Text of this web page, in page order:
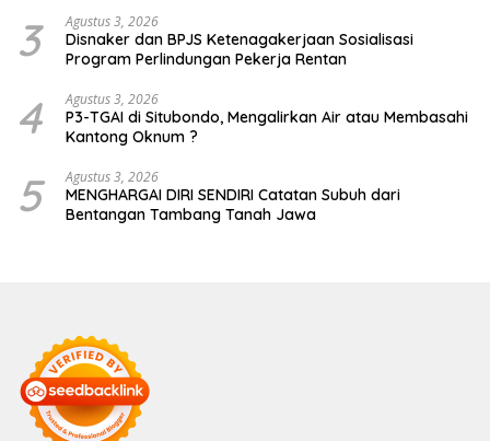
3 Agustus 3, 2026
Disnaker dan BPJS Ketenagakerjaan Sosialisasi
Program Perlindungan Pekerja Rentan
4 Agustus 3, 2026
P3-TGAI di Situbondo, Mengalirkan Air atau Membasahi
Kantong Oknum ?
5 Agustus 3, 2026
MENGHARGAI DIRI SENDIRI Catatan Subuh dari
Bentangan Tambang Tanah Jawa